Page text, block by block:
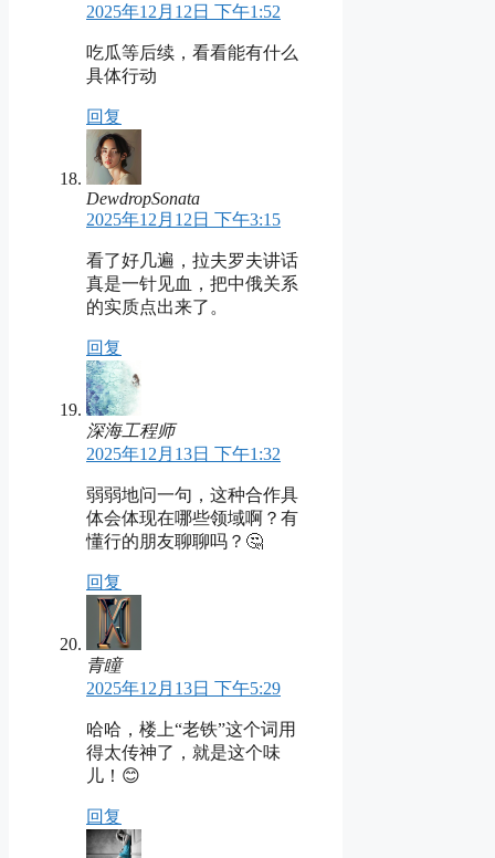
2025年12月12日 下午1:52
吃瓜等后续，看看能有什么
具体行动
回复
DewdropSonata
2025年12月12日 下午3:15
看了好几遍，拉夫罗夫讲话
真是一针见血，把中俄关系
的实质点出来了。
回复
深海工程师
2025年12月13日 下午1:32
弱弱地问一句，这种合作具
体会体现在哪些领域啊？有
懂行的朋友聊聊吗？🤔
回复
青瞳
2025年12月13日 下午5:29
哈哈，楼上“老铁”这个词用
得太传神了，就是这个味
儿！😊
回复